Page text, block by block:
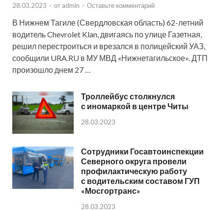
28.03.2023 - от admin - Оставьте комментарий
В Нижнем Тагиле (Свердловская область) 62-летний
водитель Chevrolet Klan, двигаясь по улице Газетная,
решил перестроиться и врезался в полицейский УАЗ,
сообщили URA.RU в МУ МВД «Нижнетагильское». ДТП
произошло днем 27 …
Троллейбус столкнулся
с иномаркой в центре Читы
28.03.2023
Сотрудники Госавтоинспекции
Северного округа провели
профилактическую работу
с водительским составом ГУП
«Мосгортранс»
28.03.2023